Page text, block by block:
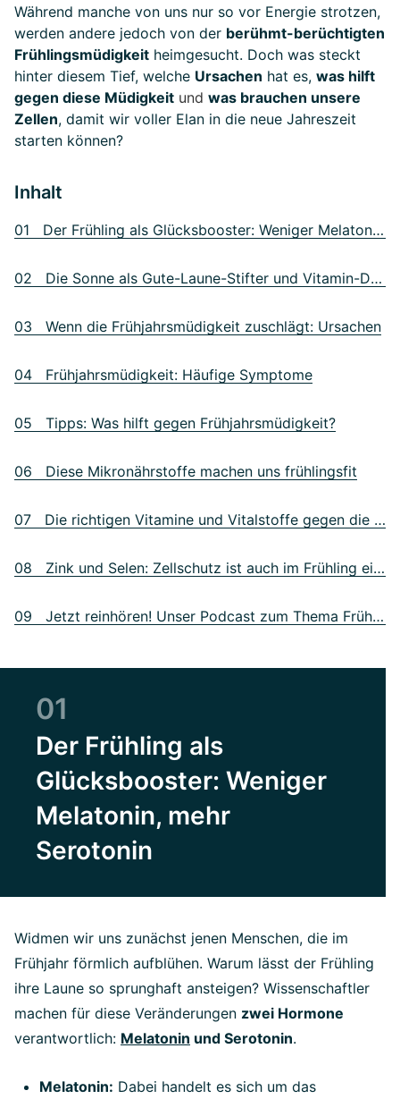
Während manche von uns nur so vor Energie strotzen,
werden andere jedoch von der berühmt-berüchtigten
Frühlingsmüdigkeit heimgesucht. Doch was steckt
hinter diesem Tief, welche Ursachen hat es, was hilft
gegen diese Müdigkeit und was brauchen unsere
Zellen, damit wir voller Elan in die neue Jahreszeit
starten können?
Inhalt
01 Der Frühling als Glücksbooster: Weniger Melatonin, mehr Serotonin
02 Die Sonne als Gute-Laune-Stifter und Vitamin-D-Tankstelle
03 Wenn die Frühjahrsmüdigkeit zuschlägt: Ursachen
04 Frühjahrsmüdigkeit: Häufige Symptome
05 Tipps: Was hilft gegen Frühjahrsmüdigkeit?
06 Diese Mikronährstoffe machen uns frühlingsfit
07 Die richtigen Vitamine und Vitalstoffe gegen die Frühjahrsmüdigkeit
08 Zink und Selen: Zellschutz ist auch im Frühling ein Thema
09 Jetzt reinhören! Unser Podcast zum Thema Frühjahrsmüdigkeit
01
Der Frühling als
Glücksbooster: Weniger
Melatonin, mehr
Serotonin
Widmen wir uns zunächst jenen Menschen, die im
Frühjahr förmlich aufblühen. Warum lässt der Frühling
ihre Laune so sprunghaft ansteigen? Wissenschaftler
machen für diese Veränderungen zwei Hormone
verantwortlich: Melatonin und Serotonin.
Melatonin: Dabei handelt es sich um das